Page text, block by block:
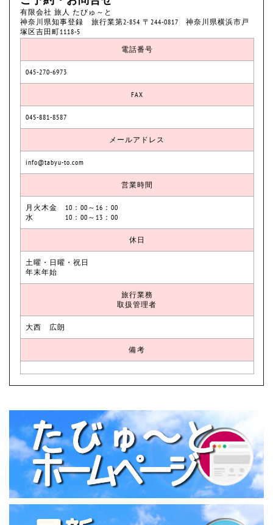
有限会社 旅人 たびゅ～と
神奈川県知事登録 旅行業第2-854 〒244-0817 神奈川県横浜市戸
塚区吉田町1118-5
電話番号
045-270-6973
FAX
045-881-8587
メールアドレス
info@tabyu-to.com
営業時間
月火木金 10：00～16：00
水 10：00～13：00
休日
土曜・日曜・祝日
年末年始
旅行業務
取扱管理者
大西 広朗
備考